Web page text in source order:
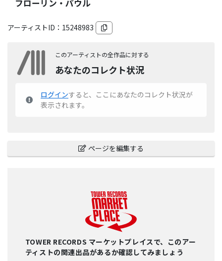
フローリン・パウル
アーティストID： 15248983
このアーティストの全作品に対する
あなたのコレクト状況
ログインすると、ここにあなたのコレクト状況が
表示されます。
ページを編集する
TOWER RECORDS マーケットプレイスで、このアー
ティストの関連出品があるか確認してみましょう